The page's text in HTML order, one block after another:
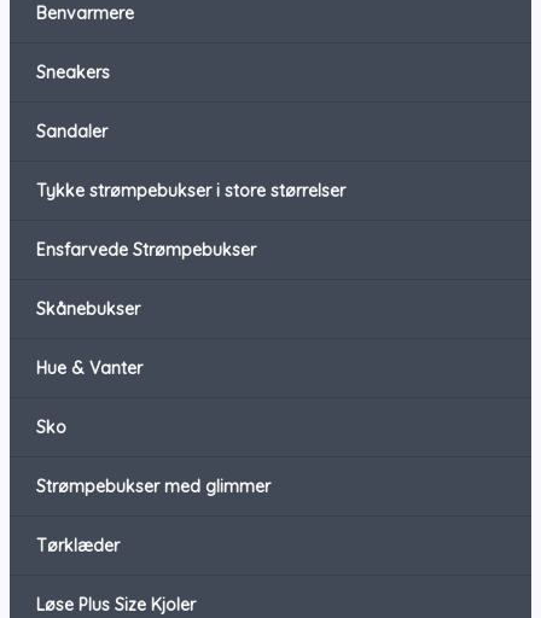
Benvarmere
Sneakers
Sandaler
Tykke strømpebukser i store størrelser
Ensfarvede Strømpebukser
Skånebukser
Hue & Vanter
Sko
Strømpebukser med glimmer
Tørklæder
Løse Plus Size Kjoler